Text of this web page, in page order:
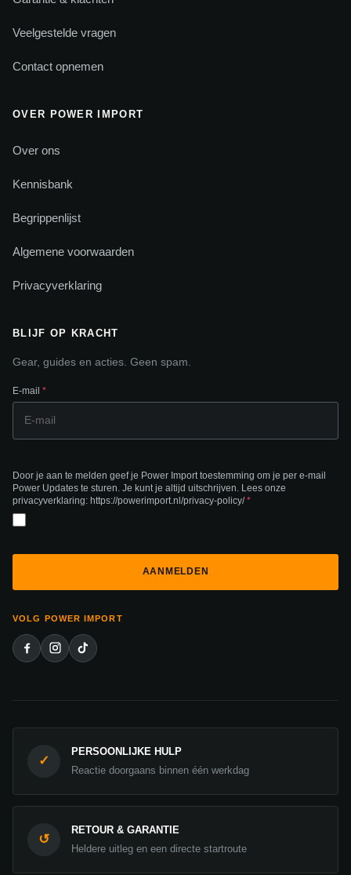
Veelgestelde vragen
Contact opnemen
OVER POWER IMPORT
Over ons
Kennisbank
Begrippenlijst
Algemene voorwaarden
Privacyverklaring
BLIJF OP KRACHT
Gear, guides en acties. Geen spam.
E-mail *
Door je aan te melden geef je Power Import toestemming om je per e-mail
Power Updates te sturen. Je kunt je altijd uitschrijven. Lees onze
privacyverklaring: https://powerimport.nl/privacy-policy/*
VOLG POWER IMPORT
✓
PERSOONLIJKE HULP
Reactie doorgaans binnen één werkdag
↺
RETOUR & GARANTIE
Heldere uitleg en een directe startroute